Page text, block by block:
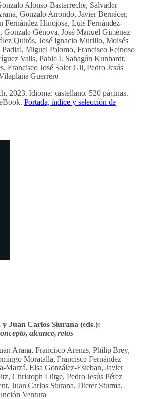
Alonso-Bastarreche, Salvador
Gonzalo Arrondo, Javier Bernácer,
Fernández Hinojosa, Luis Fernández-
Gonzalo Génova, José Manuel Giménez
Quirós, José Ignacio Murillo, Moisés
Padial, Miguel Palomo, Francisco Reinoso
Valls, Pablo I. Sahagún Kunhardt,
Francisco José Soler Gil, Pedro Jesús
Guerrero
2023. Idioma: castellano. 520 páginas.
Portada, índice y selección de
y Juan Carlos Siurana (eds.):
alcance, retos
Arana, Francisco Arenas, Philip Brey,
Moratalla, Francisco Fernández
Marzá, Elsa González-Esteban, Javier
Christoph Lütge, Pedro Jesús Pérez
Juan Carlos Siurana, Dieter Sturma,
Ventura